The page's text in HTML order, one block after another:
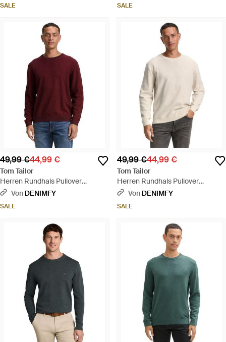
SALE SALE
49,99 €44,99 €
Tom Tailor
Herren Rundhals Pullover
Structured Crewneck Knit - Rot
Von DENIMFY
SALE
49,99 €44,99 €
Tom Tailor
Herren Rundhals Pullover
Structured Crewneck Knit - Natur
Von DENIMFY
SALE